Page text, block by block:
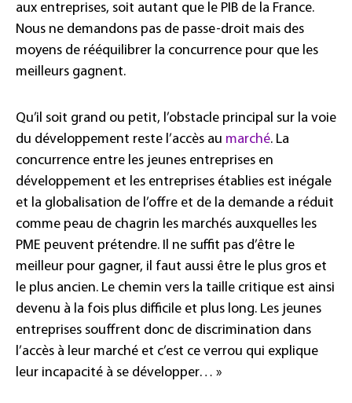
aux entreprises, soit autant que le PIB de la France.
Nous ne demandons pas de passe-droit mais des
moyens de rééquilibrer la concurrence pour que les
meilleurs gagnent.
Qu’il soit grand ou petit, l’obstacle principal sur la voie
du développement reste l’accès au marché. La
concurrence entre les jeunes entreprises en
développement et les entreprises établies est inégale
et la globalisation de l’offre et de la demande a réduit
comme peau de chagrin les marchés auxquelles les
PME peuvent prétendre. Il ne suffit pas d’être le
meilleur pour gagner, il faut aussi être le plus gros et
le plus ancien. Le chemin vers la taille critique est ainsi
devenu à la fois plus difficile et plus long. Les jeunes
entreprises souffrent donc de discrimination dans
l’accès à leur marché et c’est ce verrou qui explique
leur incapacité à se développer… »